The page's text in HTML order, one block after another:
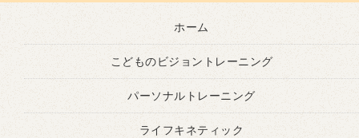
ホーム
こどものビジョントレーニング
パーソナルトレーニング
ライフキネティック